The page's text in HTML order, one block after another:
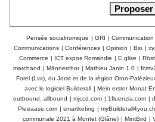
Pensée socialnomique | GRI | Communication
Communications | Conférences | Opinion | Bio |
Commerce | ICT expos Romandie | E.glise |
marchand | Männerchor | Mathieu Janin 1.0 |
Forel (Lvx), du Jorat et de la région Oron-
avec le logiciel Builderall | Mein erster Monat
outbound, allbound | mjccd.com | 1fluenzia.com |
Pleeaase.com | smartketing | myBuilderall4you.ch
communale 2021 à Montet (Glâne) | MintBird |